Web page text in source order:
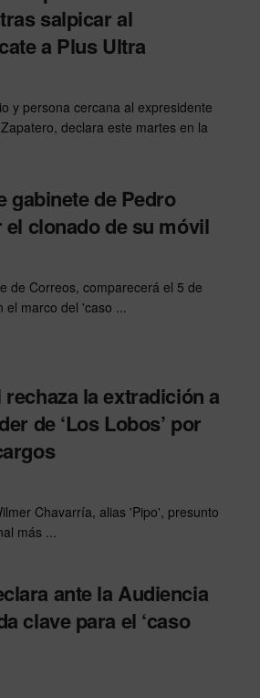
salpicar al
a Plus Ultra
y persona cercana al expresidente
declara este martes en la
gabinete de Pedro
clonado de su móvil
de Correos, comparecerá el 5 de
el marco del 'caso ...
la extradición a
de ‘Los Lobos’ por
Chavarría, alias 'Pipo', presunto
más ...
ante la Audiencia
clave para el ‘caso